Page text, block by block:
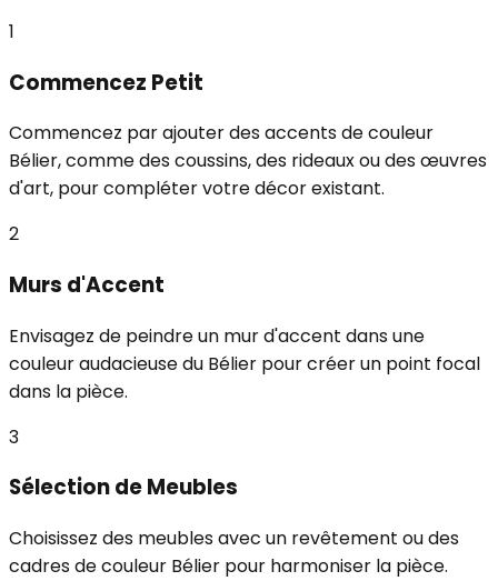
1
Commencez Petit
Commencez par ajouter des accents de couleur
Bélier, comme des coussins, des rideaux ou des œuvres
d'art, pour compléter votre décor existant.
2
Murs d'Accent
Envisagez de peindre un mur d'accent dans une
couleur audacieuse du Bélier pour créer un point focal
dans la pièce.
3
Sélection de Meubles
Choisissez des meubles avec un revêtement ou des
cadres de couleur Bélier pour harmoniser la pièce.